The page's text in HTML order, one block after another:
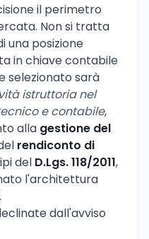
il perimetro
Non si tratta
una posizione
in chiave contabile
selezionato sarà
istruttoria nel
e contabile,
alla gestione del
rendiconto di
del D.Lgs. 118/2011,
l'architettura
dall'avviso